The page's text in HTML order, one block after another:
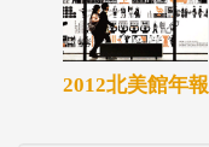
2012北美館年報